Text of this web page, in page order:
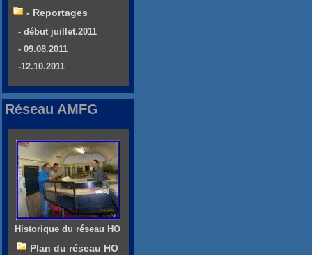
- Reportages
- début juillet.2011
- 09.08.2011
-12.10.2011
Réseau AMFG
Historique du réseau HO
Plan du réseau HO